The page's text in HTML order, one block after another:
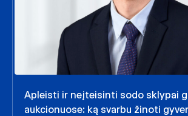
Apleisti ir neįteisinti sodo sklypai
aukcionuose: ką svarbu žinoti